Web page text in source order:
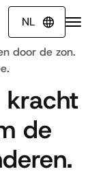
NL 
door de zon.
kracht
de